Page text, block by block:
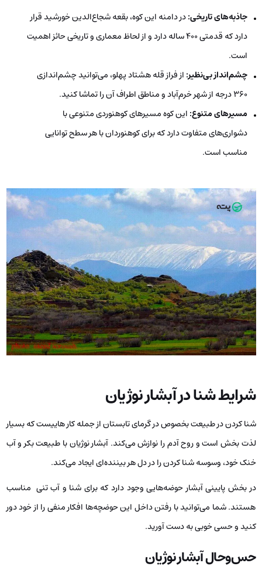
جاذبه‌های تاریخی:در دامنه این کوه، بقعه شجاع‌الدین خورشید قرار
دارد که قدمتی ۴۰۰ ساله دارد و از لحاظ معماری و تاریخی حائز اهمیت
است.
چشم‌انداز بی‌نظیر: از فراز قله هشتاد پهلو، می‌توانید چشم‌اندازی
۳۶۰ درجه از شهر خرم‌آباد و مناطق اطراف آن را تماشا کنید.
مسیرهای متنوع: این کوه مسیرهای کوهنوردی متنوعی با
دشواری‌های متفاوت دارد که برای کوهنوردان با هر سطح توانایی
مناسب است.
شرایط شنا در آبشار نوژیان
شنا کردن در طبیعت بخصوص در گرمای تابستان از جمله کار هاییست که بسیار
لذت بخش است و روح آدم را نوازش می‌کند. آبشار نوژیان با طبیعت بکر و آب
خنک خود، وسوسه شنا کردن را در دل هر بیننده‌ای ایجاد می‌کند.
در بخش پایینی آبشار حوضه‌هایی وجود دارد که برای شنا و آب تنی مناسب
هستند. شما می‌توانید با رفتن داخل این حوضچه‌ها افکار منفی را از خود دور
کنید و حسی خوبی به دست آورید.
حس‌وحال آبشار نوژیان